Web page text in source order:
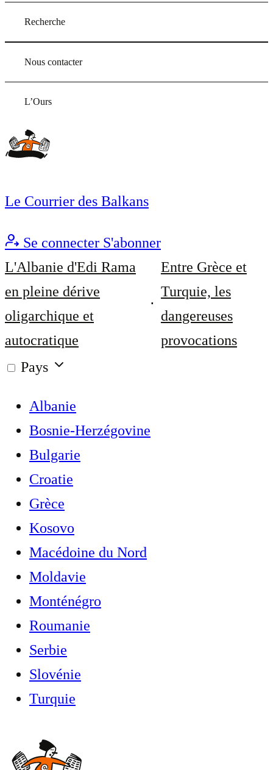
Recherche
Nous contacter
L’Ours
Le Courrier des Balkans
Se connecter S'abonner
L'Albanie d'Edi Rama
en pleine dérive
oligarchique et
autocratique
Entre Grèce et
Turquie, les
dangereuses
provocations
Pays
Albanie
Bosnie-Herzégovine
Bulgarie
Croatie
Grèce
Kosovo
Macédoine du Nord
Moldavie
Monténégro
Roumanie
Serbie
Slovénie
Turquie